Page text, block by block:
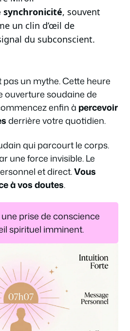
synchronicité, souvent
un clin d’œil de
du subconscient.
pas un mythe. Cette heure
ouverture soudaine de
enfin à percevoir
derrière votre quotidien.
qui parcourt le corps.
une force invisible. Le
et direct.Vous
à vos doutes.
prise de conscience
spirituel imminent.